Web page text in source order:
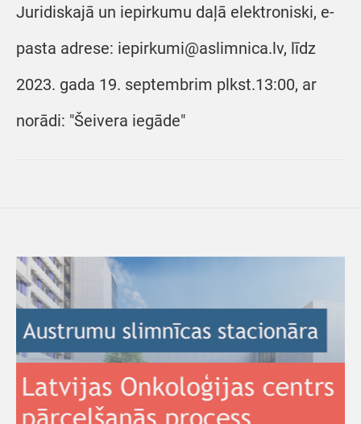
Juridiskajā un iepirkumu daļā elektroniski, e-
pasta adrese: iepirkumi@aslimnica.lv, līdz
2023. gada 19. septembrim plkst.13:00, ar
norādi: "Šeivera iegāde"